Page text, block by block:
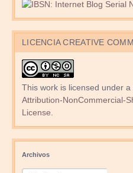
LICENCIA CREATIVE
This work is licensed under a
Attribution-NonCommercial-
License.
Archivos